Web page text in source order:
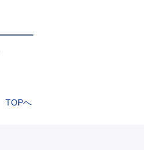
TOPへ